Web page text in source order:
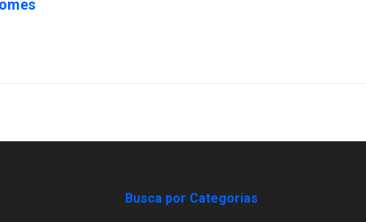
Busca por Categorias